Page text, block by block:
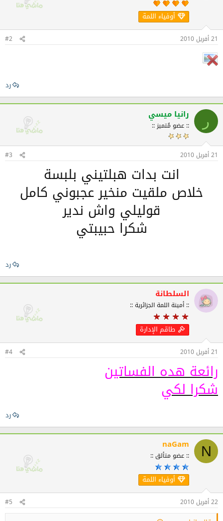
أوفياء اللمة
21 أفريل 2010 #2
رد
ر رانيا ميسي
:: عضو مُتميز ::
21 أفريل 2010 #3
انت بدات هبلتيني بلبسة
خلاص ملقيت منخير عجبوني كامل
قوليلي واش ندير
شكرا حبيبتي
رد
السلطانة
:: أمينة اللمة الجزائرية ::
طاقم الإدارة
21 أفريل 2010 #4
رائعة هده الفساتين
شكرا لكي
رد
N
naGam
:: عضو متألق ::
أوفياء اللمة
22 أفريل 2010 #5